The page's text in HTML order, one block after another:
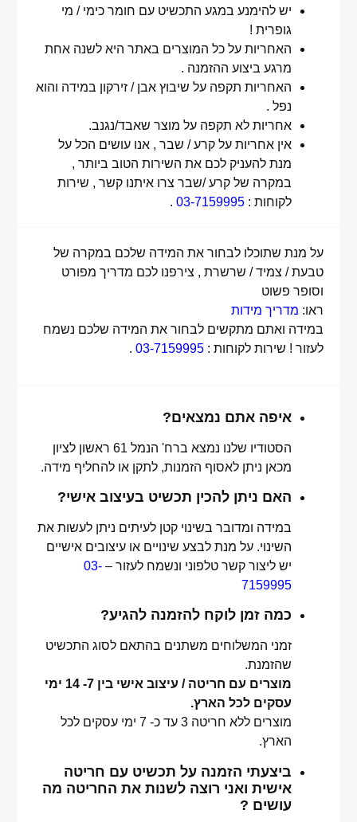
יש להימנע במגע התכשיט עם חומר כימי / מי
גופרית !
האחריות על כל המוצרים באתר היא לשנה אחת
מרגע ביצוע ההזמנה .
האחריות תקפה על שיבוץ אבן / זירקון במידה והוא
נפל .
אחריות לא תקפה על מוצר שאבד/נגנב.
אין אחריות על קרע / שבר , אנו עושים הכל על
מנת להעניק לכם את השירות הטוב ביותר ,
במקרה של קרע /שבר צרו איתנו קשר , שירות
לקוחות :03-7159995
.
על מנת שתוכלו לבחור את המידה שלכם במקרה של
טבעת / צמיד / שרשרת , צירפנו לכם מדריך מפורט
וסופר פשוט
ראו: מדריך מידות
במידה ואתם מתקשים לבחור את המידה שלכם נשמח
לעזור ! שירות לקוחות :03-7159995
.
איפה אתם נמצאים?
הסטודיו שלנו נמצא ברח' הנמל 61 ראשון לציון
מכאן ניתן לאסוף הזמנות, לתקן או להחליף מידה.
האם ניתן להכין תכשיט בעיצוב אישי?
במידה ומדובר בשינוי קטן לעיתים ניתן לעשות את
השינוי. על מנת לבצע שינויים או עיצובים אישיים
יש ליצור קשר טלפוני ונשמח לעזור –03-
7159995
כמה זמן לוקח להזמנה להגיע?
זמני המשלוחים משתנים בהתאם לסוג התכשיט
שהזמנת.
מוצרים עם חריטה / עיצוב אישי בין 7- 14 ימי
עסקים לכל הארץ.
מוצרים ללא חריטה 3 עד כ- 7 ימי עסקים לכל
הארץ.
ביצעתי הזמנה על תכשיט עם חריטה
אישית ואני רוצה לשנות את החריטה מה
עושים ?